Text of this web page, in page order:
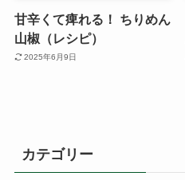
甘辛くて痺れる！ ちりめん
山椒（レシピ）
2025年6月9日
カテゴリー